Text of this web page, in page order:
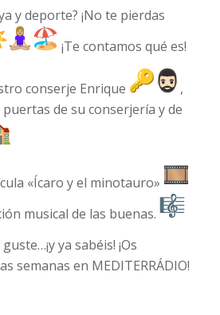
y deporte? ¡No te pierdas
¡Te contamos qué es!
conserje Enrique
,
de su conserjería y de
«Ícaro y el minotauro»
musical de las buenas.
ya sabéis! ¡Os
semanas en MEDITERRÁDIO!